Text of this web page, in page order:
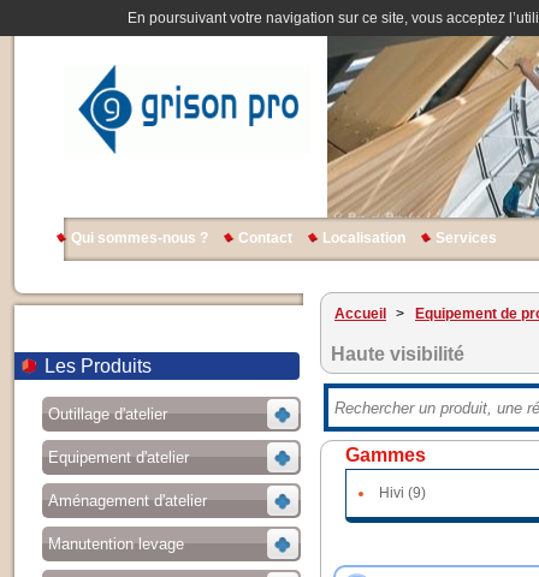
En poursuivant votre navigation sur ce site, vous acceptez
Qui sommes-nous ? Contact Localisation Services
Les Produits
Outillage d'atelier
Equipement d'atelier
Aménagement d'atelier
Manutention levage
Accueil > Equipement de
Haute visibilité
Gammes
Hivi (9)